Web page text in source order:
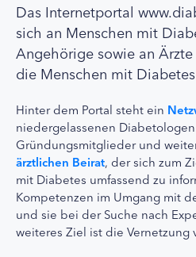
Das Internetportal
sich an Menschen mit
Angehörige sowie an
die Menschen mit
Hinter dem Portal steht ein
niedergelassenen
Gründungsmitglieder und
ärztlichen Beirat, der sich zum
mit Diabetes umfassend zu
Kompetenzen im Umgang mit
und sie bei der Suche nach
weiteres Ziel ist die Vernetzung